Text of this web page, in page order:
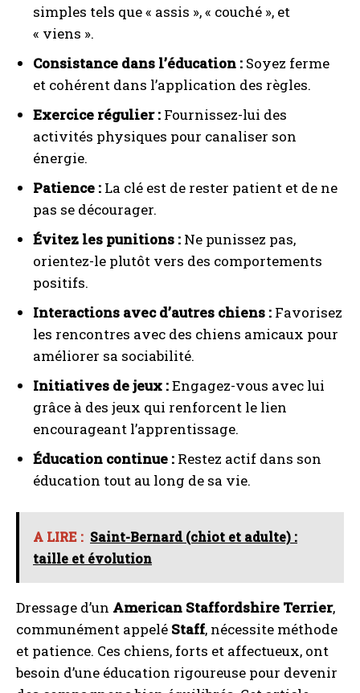
simples tels que « assis », « couché », et
« viens ».
Consistance dans l’éducation : Soyez ferme
et cohérent dans l’application des règles.
Exercice régulier : Fournissez-lui des
activités physiques pour canaliser son
énergie.
Patience : La clé est de rester patient et de ne
pas se décourager.
Évitez les punitions : Ne punissez pas,
orientez-le plutôt vers des comportements
positifs.
Interactions avec d’autres chiens : Favorisez
les rencontres avec des chiens amicaux pour
améliorer sa sociabilité.
Initiatives de jeux :Engagez-vous avec lui
grâce à des jeux qui renforcent le lien
encourageant l’apprentissage.
Éducation continue : Restez actif dans son
éducation tout au long de sa vie.
A LIRE : Saint-Bernard (chiot et adulte) :
taille et évolution
Dressage d’un American Staffordshire Terrier,
communément appelé Staff, nécessite méthode
et patience. Ces chiens, forts et affectueux, ont
besoin d’une éducation rigoureuse pour devenir